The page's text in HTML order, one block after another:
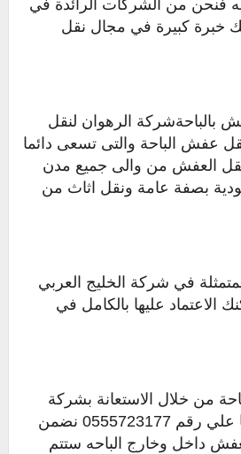
فنحن من الشركات الرائدة في
خبرة كبيرة في مجال نقل
الرهوان لنقل
عفش الباحة والتى تسعى دائما
العفش من والى جميع مدن
بصفة عامة ونقل اثاث من
في شركة الخليج العربي
عليها بالكامل في
من خلال الاستعانة بشركة
السعد والتواصل معها علي رقم 0555723177 نضمن
داخل وخارج الباحه ستتم